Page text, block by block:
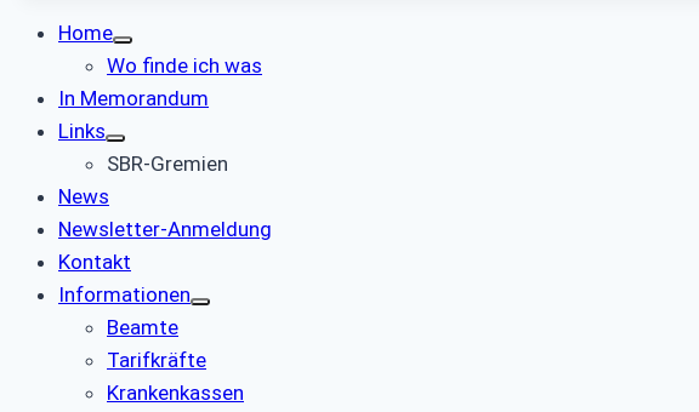
Home
Wo finde ich was
In Memorandum
Links
SBR-Gremien
News
Newsletter-Anmeldung
Kontakt
Informationen
Beamte
Tarifkräfte
Krankenkassen